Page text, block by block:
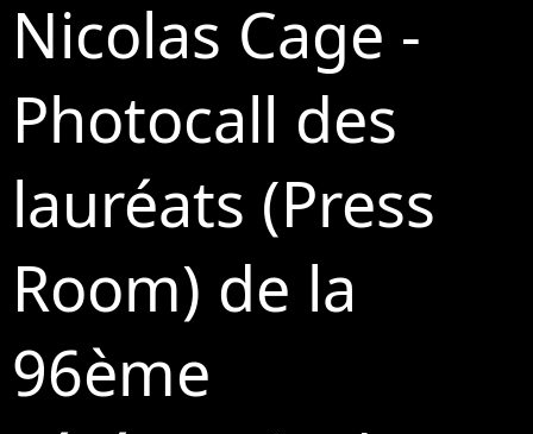
Nicolas Cage -
Photocall des
lauréats (Press
Room) de la
96ème